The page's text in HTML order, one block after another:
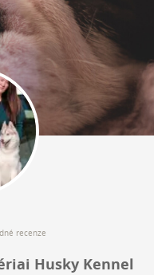
recenze
Husky Kennel